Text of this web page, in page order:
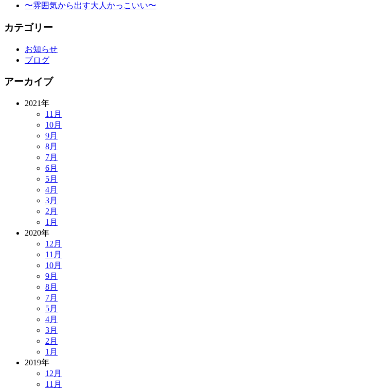
〜雰囲気から出す大人かっこいい〜
カテゴリー
お知らせ
ブログ
アーカイブ
2021年
11月
10月
9月
8月
7月
6月
5月
4月
3月
2月
1月
2020年
12月
11月
10月
9月
8月
7月
5月
4月
3月
2月
1月
2019年
12月
11月